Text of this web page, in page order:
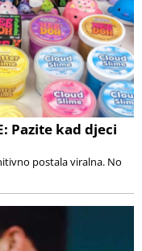
Pazite kad djeci
postala viralna. No